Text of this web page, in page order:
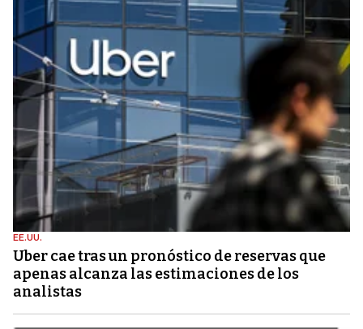
EE.UU.
Uber cae tras un pronóstico de reservas que
apenas alcanza las estimaciones de los
analistas